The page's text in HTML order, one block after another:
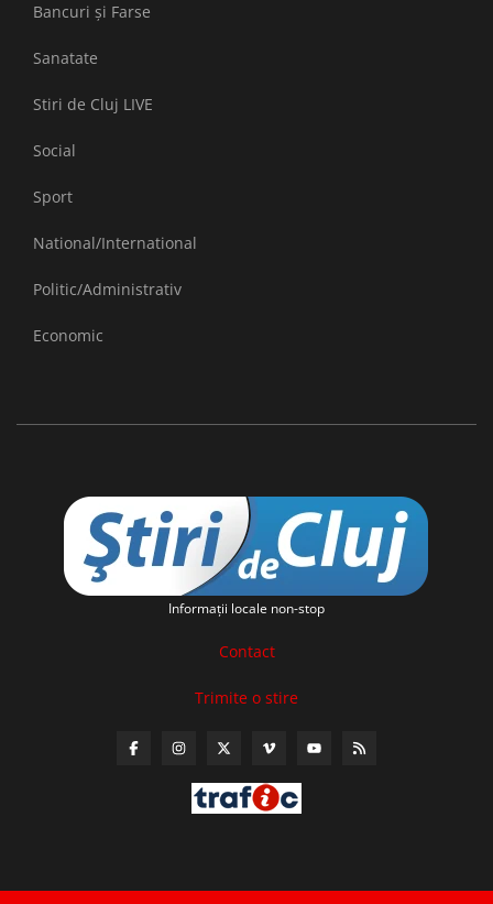
Bancuri și Farse
Sanatate
Stiri de Cluj LIVE
Social
Sport
National/International
Politic/Administrativ
Economic
Informaţii locale non-stop
Contact
Trimite o stire